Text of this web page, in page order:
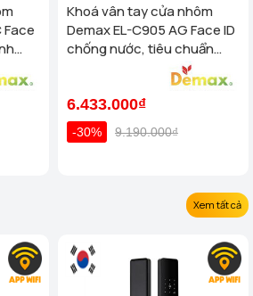
Face
Khoá vân tay cửa nhôm
Demax EL-C905 AG Face ID
chống nước, tiêu chuẩn
6.433.000₫
-30% 9.190.000₫
Xem tất cả